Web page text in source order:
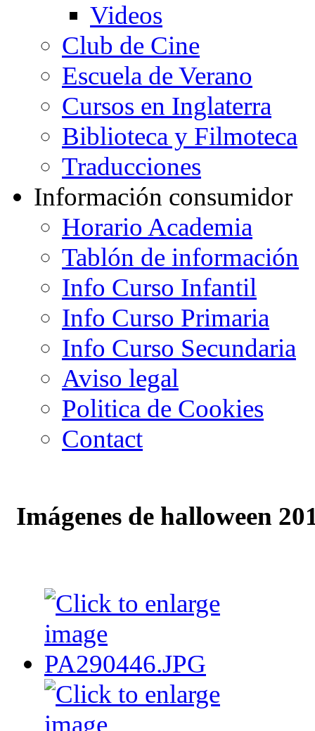
Videos
Club de Cine
Escuela de Verano
Cursos en Inglaterra
Biblioteca y Filmoteca
Traducciones
Información consumidor
Horario Academia
Tablón de información
Info Curso Infantil
Info Curso Primaria
Info Curso Secundaria
Aviso legal
Politica de Cookies
Contact
Imágenes de halloween